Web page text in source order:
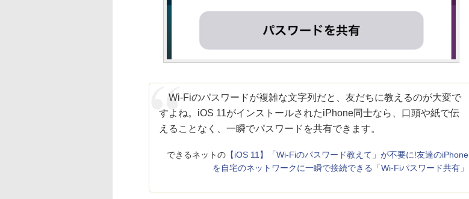
Wi-Fiのパスワードが複雑な文字列だと、友だちに教えるのが大変で
すよね。iOS 11がインストールされたiPhone同士なら、口頭や紙で伝
えることなく、一瞬でパスワードを共有できます。
できるネットの 【iOS 11】「Wi-Fiのパスワード教えて」が不要に!友達のiPhone
を自宅のネットワークに一瞬で接続できる「Wi-Fiパスワード共有」